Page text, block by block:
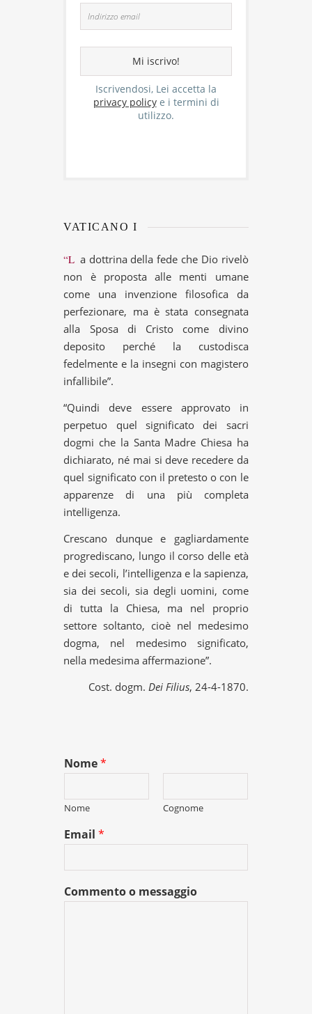
Iscrivendosi, Lei accetta la
privacy policye i termini di
utilizzo.
VATICANO I
“La dottrina della fede che Dio rivelò
non è proposta alle menti umane
come una invenzione filosofica da
perfezionare, ma è stata consegnata
alla Sposa di Cristo come divino
deposito perché la custodisca
fedelmente e la insegni con magistero
infallibile”.
“Quindi deve essere approvato in
perpetuo quel significato dei sacri
dogmi che la Santa Madre Chiesa ha
dichiarato, né mai si deve recedere da
quel significato con il pretesto o con le
apparenze di una più completa
intelligenza.
Crescano dunque e gagliardamente
progrediscano, lungo il corso delle età
e dei secoli, l’intelligenza e la sapienza,
sia dei secoli, sia degli uomini, come
di tutta la Chiesa, ma nel proprio
settore soltanto, cioè nel medesimo
dogma, nel medesimo significato,
nella medesima affermazione”.
Cost. dogm. Dei Filius, 24-4-1870.
Nome*
Nome Cognome
Email*
Commento o messaggio